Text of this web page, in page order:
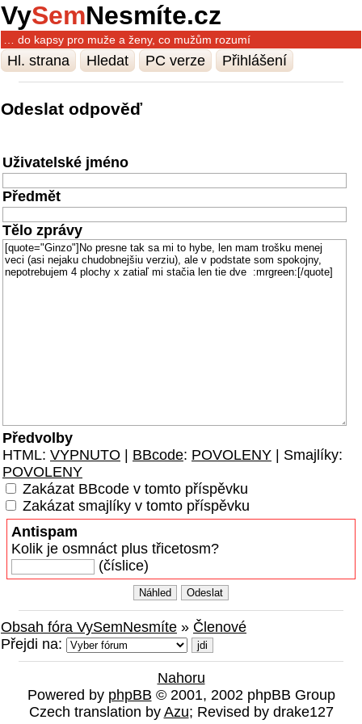
VySemNesmíte.cz
… do kapsy pro muže a ženy, co mužům rozumí
Hl. strana Hledat PC verze Přihlášení
Odeslat odpověď
Uživatelské jméno
Předmět
Tělo zprávy
Předvolby
HTML: VYPNUTO BBcode: POVOLENY | Smajlíky:
POVOLENY
Zakázat BBcode v tomto příspěvku
Zakázat smajlíky v tomto příspěvku
Antispam
Kolik je osmnáct plus třicetosm?
(číslice)
Obsah fóra VySemNesmíte » Členové
Přejdi na:
Nahoru
Powered by phpBB © 2001, 2002 phpBB Group
Czech translation by Azu; Revised by drake127